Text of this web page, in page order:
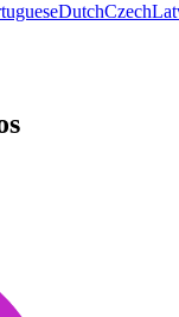
DutchCzech